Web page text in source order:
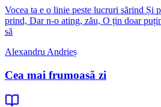
Vocea ta e o linie peste lucruri sărind Și
prind, Dar n-o ating, zău, O țin doar
să
Alexandru Andrieș
Cea mai frumoasă zi